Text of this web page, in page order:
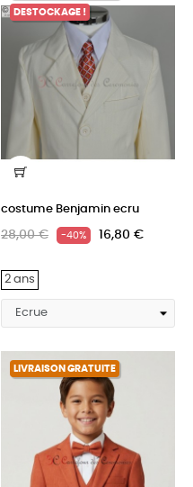
DESTOCKAGE !
costume Benjamin ecru
28,00 € -40% 16,80 €
2 ans
LIVRAISON GRATUITE